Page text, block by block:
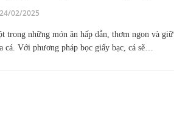
24/02/2025
trong những món ăn hấp dẫn, thơm ngon và giữ
cá. Với phương pháp bọc giấy bạc, cá sẽ…